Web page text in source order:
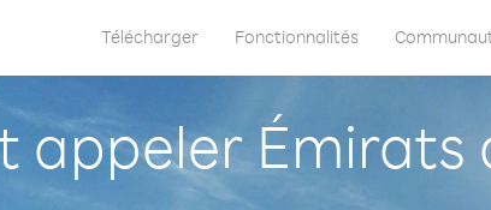
Télécharger Fonctionnalités
appeler Émirats